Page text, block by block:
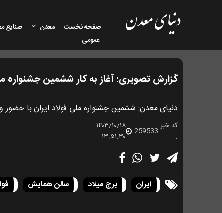
صفحه نخست معدن صنایع
عمومی
گزارش تصویری: آغاز به کار ششمین جشنواره
دنیای معدن: ششمین جشنواره ملی فولاد ایران با حضور
کد خبر
:
259533
۱۴۰۳/۱۰/۱۸
۱۳:۵۱:۳۰
ایران برج میلاد سالن همایش